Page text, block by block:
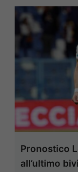
Pronostico
all’ultimo